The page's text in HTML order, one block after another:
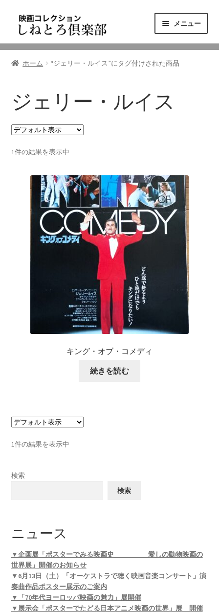
ゲ
シ
へ
キ
プ
テ
ツ
キ
プ
メニュー
ニュース
東三河の映画館
しねとろ倶楽部について
リンクの旅
ホーム “ジェリー・ルイス”にタグ付けされた商品
ジェリー・ルイス
1件の結果を表示中
キング・オブ・コメディ
続きを読む
1件の結果を表示中
検索
検索
ニュース
▼企画展「ポスターでみる映画史 愛しの動物映画の
世界展」開催のお知らせ
▼6月13日（土）「オーケストラで聴く映画音楽コンサート」演
奏曲作品ポスター展示のご案内
▼「70年代ヨーロッパ映画の魅力」展開催
▼展示会「ポスターでたどる日本アニメ映画の世界」展 開催